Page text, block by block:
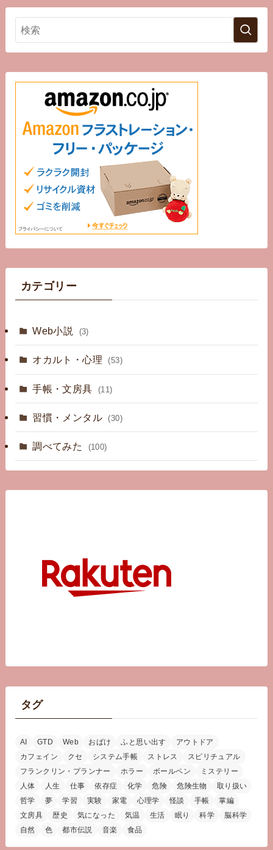
カテゴリー
Web小説 (3)
オカルト・心理 (53)
手帳・文房具 (11)
習慣・メンタル (30)
調べてみた (100)
タグ
AI GTD Web おばけ ふと思い出す
アウトドア
カフェイン
クセ システム手帳 ストレス
スピリチュアル
フランクリン・プランナー
ホラー ボールペン
ミステリー
人体
人生 仕事 依存症 化学 危険 危険生物
取り扱い
哲学
夢 学習 実験 家電 心理学 怪談 手帳
掌編
文房具
歴史 気になった 気温 生活 眠り 科学
脳科学
自然
色 都市伝説 音楽 食品